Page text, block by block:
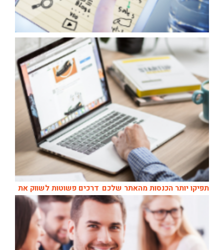
תפיקו יותר הכנסות מהאתר שלכם דרכים פשוטות לשווק את